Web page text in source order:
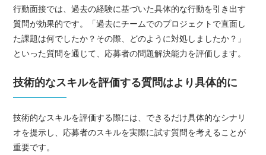
行動面接では、過去の経験に基づいた具体的な行動を引き出す
質問が効果的です。「過去にチームでのプロジェクトで直面し
た課題は何でしたか？その際、どのように対処しましたか？」
といった質問を通じて、応募者の問題解決能力を評価します。
技術的なスキルを評価する質問はより具体的に
技術的なスキルを評価する際には、できるだけ具体的なシナリ
オを提示し、応募者のスキルを実際に試す質問を考えることが
重要です。